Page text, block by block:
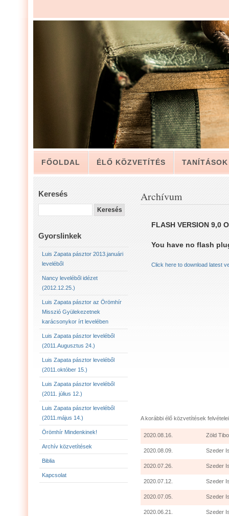
FŐOLDAL ÉLŐ KÖZVETÍTÉS TANÍTÁSOK
LUIS ZAPATA PÁSZTOR LEVELÉBŐL, A
LUIS ZAPATA PÁSZTOR LEVELÉBŐL
LUIS ZAPATA PÁSZTOR LEVELÉBŐL
LUIS ZAPATA PÁSZTOR AZ ÖRÖMHÍR MISSZIÓ
2012.12.25. NANCY LEVELÉBŐL IDÉZET:
Keresés
Gyorslinkek
Luis Zapata pásztor 2013.januári
leveléből
Nancy leveléből idézet
(2012.12.25.)
Luis Zapata pásztor az Örömhír
Misszió Gyülekezetnek
karácsonykor írt levelében
Luis Zapata pásztor leveléből
(2011.Augusztus 24.)
Luis Zapata pásztor leveléből
(2011.október 15.)
Luis Zapata pásztor leveléből
(2011. július 12.)
Luis Zapata pásztor leveléből
(2011.május 14.)
Örömhír Mindenkinek!
Archív közvetítések
Biblia
Kapcsolat
Archívum
FLASH VERSION 9,0
You have no flash
Click here to download latest
A korábbi élő közvetítések
2020.08.16. Zöld
2020.08.09. Szeder
2020.07.26. Szeder
2020.07.12. Szeder
2020.07.05. Szeder
2020.06.21. Szeder